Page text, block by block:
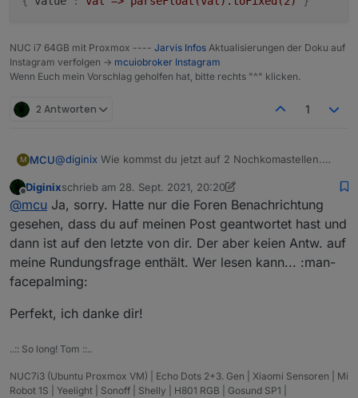
NUC i7 64GB mit Proxmox ---- Jarvis Infos Aktualisierungen der Doku auf
Instagram verfolgen -> mcuiobroker Instagram
Wenn Euch mein Vorschlag geholfen hat, bitte rechts "^" klicken.
2 Antworten 1
M MCU@diginix Wie kommst du jetzt auf 2 Nochkomastellen.
Abrunden macht man über Datenpunkt-Eigenschaften:
Diginixschrieb am 28. Sept. 2021, 20:20
zuletzt editiert von Diginix
@mcu Ja, sorry. Hatte nur die Foren Benachrichtung
gesehen, dass du auf meinen Post geantwortet hast und
dann ist auf den letzte von dir. Der aber keien Antw. auf
meine Rundungsfrage enthält. Wer lesen kann... :man-
facepalming:
Perfekt, ich danke dir!
..:: So long! Tom ::..
NUC7i3 (Ubuntu Proxmox VM) | Echo Dots 2+3. Gen | Xiaomi Sensoren | Mi
Robot 1S | Yeelight | Sonoff | Shelly | H801 RGB | Gosund SP1 |